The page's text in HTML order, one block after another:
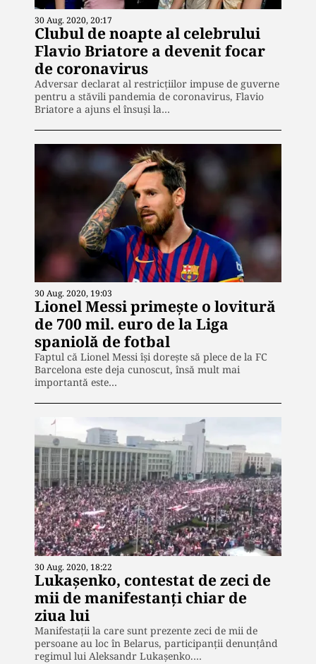
30 Aug. 2020, 20:17
Clubul de noapte al celebrului
Flavio Briatore a devenit focar
de coronavirus
Adversar declarat al restricțiilor impuse de guverne
pentru a stăvili pandemia de coronavirus, Flavio
Briatore a ajuns el însuși la…
30 Aug. 2020, 19:03
Lionel Messi primește o lovitură
de 700 mil. euro de la Liga
spaniolă de fotbal
Faptul că Lionel Messi își dorește să plece de la FC
Barcelona este deja cunoscut, însă mult mai
importantă este…
30 Aug. 2020, 18:22
Lukașenko, contestat de zeci de
mii de manifestanţi chiar de
ziua lui
Manifestații la care sunt prezente zeci de mii de
persoane au loc în Belarus, participanții denunţând
regimul lui Aleksandr Lukaşenko.…